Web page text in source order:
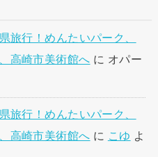
旅行！めんたいパーク、
高崎市美術館へ に オパー
旅行！めんたいパーク、
高崎市美術館へ に こゆ よ